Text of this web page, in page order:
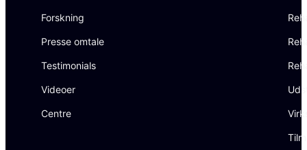
Forskning
Presse omtale
Testimonials
Videoer
Centre